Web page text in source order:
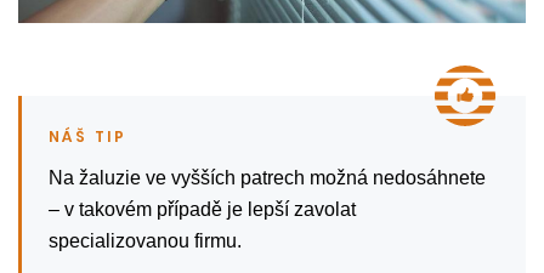
Na žaluzie ve vyšších patrech možná nedosáhnete
– v takovém případě je lepší zavolat
specializovanou firmu.